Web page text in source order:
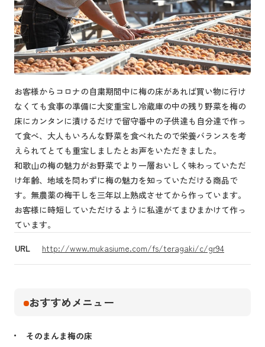
お客様からコロナの自粛期間中に梅の床があれば買い物に行け
なくても食事の準備に大変重宝し冷蔵庫の中の残り野菜を梅の
床にカンタンに漬けるだけで留守番中の子供達も自分達で作っ
て食べ、大人もいろんな野菜を食べれたので栄養バランスを考
えられてとても重宝しましたとお声をいただきました。
和歌山の梅の魅力がお野菜でより一層おいしく味わっていただ
け年齢、地域を問わずに梅の魅力を知っていただける商品で
す。無農薬の梅干しを三年以上熟成させてから作っています。
お客様に時短していただけるように私達がてまひまかけて作っ
ています。
URL
http://www.mukasiume.com/fs/teragaki/c/gr94
おすすめメニュー
そのまんま梅の床